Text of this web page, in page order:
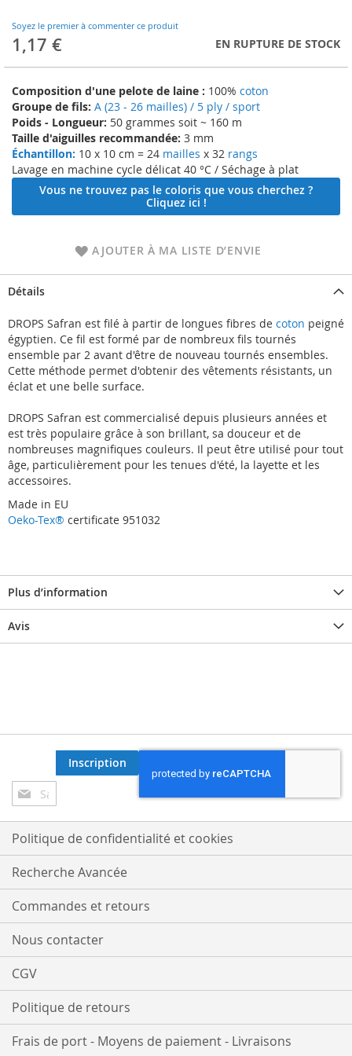
Soyez le premier à commenter ce produit
1,17 € EN RUPTURE DE STOCK
Composition d'une pelote de laine : 100% coton
Groupe de fils: A (23 - 26 mailles) / 5 ply / sport
Poids - Longueur: 50 grammes soit ~ 160 m
Taille d'aiguilles recommandée: 3 mm
Échantillon: 10 x 10 cm = 24 mailles x 32 rangs
Lavage en machine cycle délicat 40 °C / Séchage à plat
Vous ne trouvez pas le coloris que vous cherchez ?
Cliquez ici !
AJOUTER À MA LISTE D’ENVIE
beginning
of
the
gallery
Détails
DROPS Safran est filé à partir de longues fibres de coton peigné
égyptien. Ce fil est formé par de nombreux fils tournés
ensemble par 2 avant d'être de nouveau tournés ensembles.
Cette méthode permet d'obtenir des vêtements résistants, un
éclat et une belle surface.
DROPS Safran est commercialisé depuis plusieurs années et
est très populaire grâce à son brillant, sa douceur et de
nombreuses magnifiques couleurs. Il peut être utilisé pour tout
âge, particulièrement pour les tenues d'été, la layette et les
accessoires.
Made in EU
Oeko-Tex® certificate 951032
Plus d’information
Avis
Inscription
à
notre
lettre
d’information
:
Inscription
Politique de confidentialité et cookies
Recherche Avancée
Commandes et retours
Nous contacter
CGV
Politique de retours
Frais de port - Moyens de paiement - Livraisons